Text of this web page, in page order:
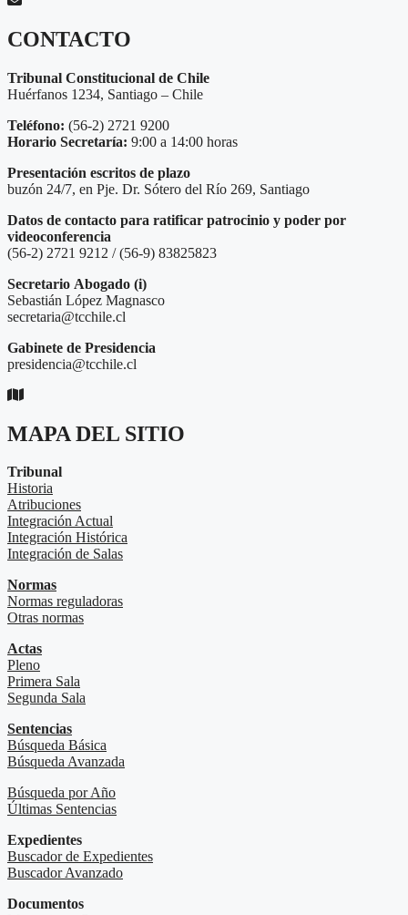
CONTACTO
Tribunal Constitucional de Chile
Huérfanos 1234, Santiago – Chile
Teléfono: (56-2) 2721 9200
Horario Secretaría: 9:00 a 14:00 horas
Presentación escritos de plazo
buzón 24/7, en Pje. Dr. Sótero del Río 269, Santiago
Datos de contacto para ratificar patrocinio y poder por
videoconferencia
(56-2) 2721 9212 / (56-9) 83825823
Secretario Abogado (i)
Sebastián López Magnasco
secretaria@tcchile.cl
Gabinete de Presidencia
presidencia@tcchile.cl
MAPA DEL SITIO
Tribunal
Historia
Atribuciones
Integración Actual
Integración Histórica
Integración de Salas
Normas
Normas reguladoras
Otras normas
Actas
Pleno
Primera Sala
Segunda Sala
Sentencias
Búsqueda Básica
Búsqueda Avanzada
Búsqueda por Año
Últimas Sentencias
Expedientes
Buscador de Expedientes
Buscador Avanzado
Documentos